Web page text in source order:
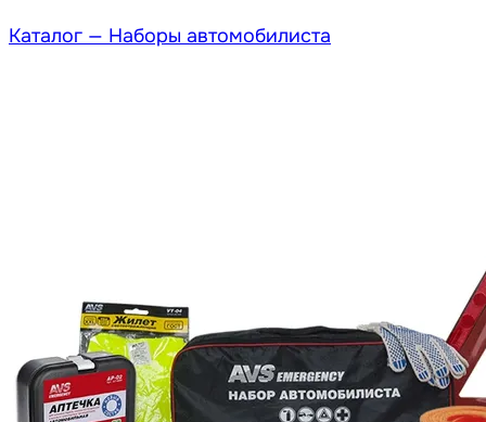
Каталог — Наборы автомобилиста